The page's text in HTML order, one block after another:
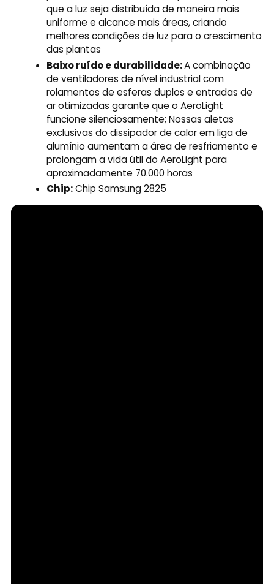
que a luz seja distribuída de maneira mais
uniforme e alcance mais áreas, criando
melhores condições de luz para o crescimento
das plantas
Baixo ruído e durabilidade:A combinação
de ventiladores de nível industrial com
rolamentos de esferas duplos e entradas de
ar otimizadas garante que o AeroLight
funcione silenciosamente; Nossas aletas
exclusivas do dissipador de calor em liga de
alumínio aumentam a área de resfriamento e
prolongam a vida útil do AeroLight para
aproximadamente 70.000 horas
Chip:Chip Samsung 2825